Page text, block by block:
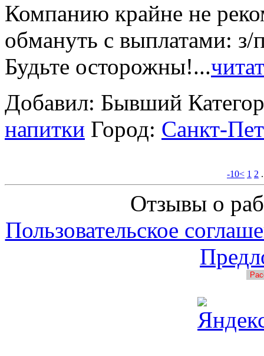
Компанию крайне не
обмануть с выплатами: з/
Будьте осторожны!...
Добавил: Бывший
напитки Город: Санкт-
-10< 1 2
Отзывы о
Пользовательское